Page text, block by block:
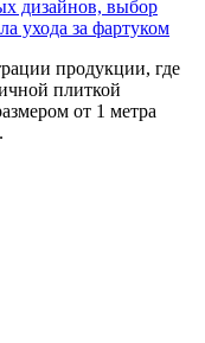
продукции, где
плиткой
от 1 метра